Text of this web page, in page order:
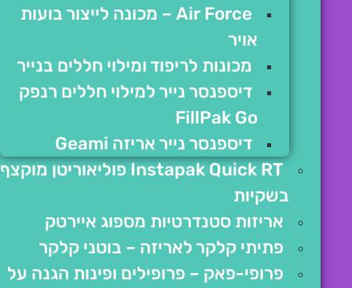
Air Force – מכונה לייצור בועות
אויר
מכונות לריפוד ומילוי חללים בנייר
דיספנסר נייר למילוי חללים רנפק
FillPak Go
דיספנסר נייר אריזה Geami
Instapak Quick RT פוליאוריטן מוקצף
בשקיות
אריזות סטנדרטיות מספוג איירטק
פתיתי קלקר לאריזה – בוטני קלקר
פרופי-פאק – פרופילים ופינות הגנה על